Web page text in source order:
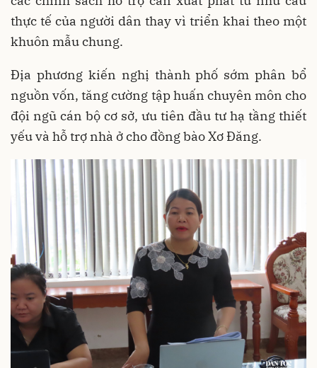
thực tế của người dân thay vì triển khai theo một
khuôn mẫu chung.
Địa phương kiến nghị thành phố sớm phân bổ
nguồn vốn, tăng cường tập huấn chuyên môn cho
đội ngũ cán bộ cơ sở, ưu tiên đầu tư hạ tầng thiết
yếu và hỗ trợ nhà ở cho đồng bào Xơ Đăng.